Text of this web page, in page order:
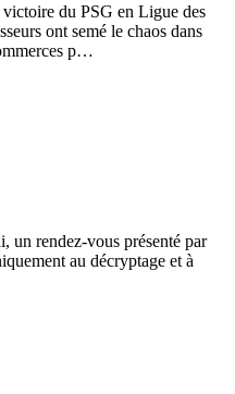
du PSG en Ligue des
ont semé le chaos dans
p…
un rendez-vous présenté par
au décryptage et à